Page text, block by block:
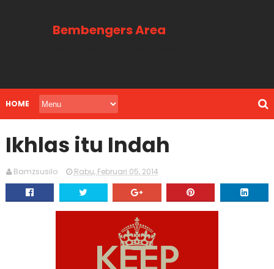
Bembengers Area
HOME
Ikhlas itu Indah
Bamzsusilo Rabu, Februari 05, 2014